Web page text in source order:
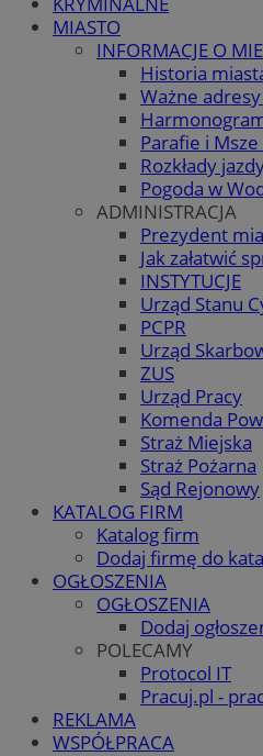
MIASTO
INFORMACJE O
Historia
Ważne
Parafie i
Rozkłady
Pogoda w
ADMINISTRACJA
Prezydent
Jak załatwić
INSTYTUCJE
Urząd Stanu
PCPR
Urząd
ZUS
Urząd Pracy
Komenda
Straż Miejska
Straż Pożarna
Sąd Rejonowy
KATALOG FIRM
Katalog firm
Dodaj firmę do
OGŁOSZENIA
OGŁOSZENIA
Dodaj
POLECAMY
Protocol IT
Pracuj.pl -
REKLAMA
WSPÓŁPRACA